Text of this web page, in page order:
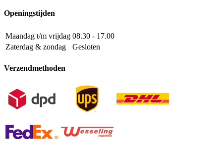
Openingstijden
Maandag t/m vrijdag 08.30 - 17.00
Zaterdag & zondag
Gesloten
Verzendmethoden